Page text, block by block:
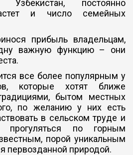
постоянно
и число семейных
прибыль владельцам,
важную функцию – они
все более популярным у
которые хотят ближе
бытом местных
по желанию у них есть
в сельском труде и
прогуляться по горным
порой уникальным
первозданной природой.